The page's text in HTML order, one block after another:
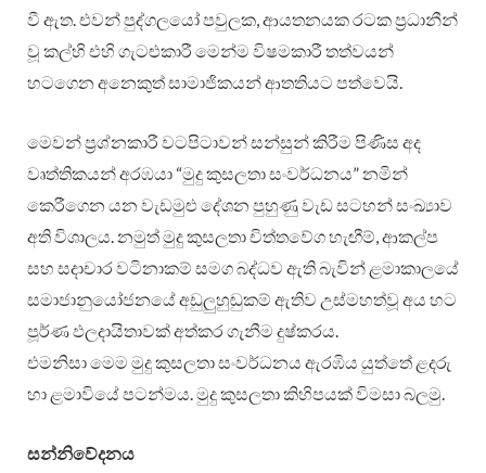
වී ඇත. එවන් පුද්ගලයෝ පවුලක, ආයතනයක රටක ප්‍රධානීන්
වූ කල්හි එහි ගැටළුකාරී මෙන්ම විෂමකාරී තත්වයන්
හටගෙන අනෙකුත් සාමාජිකයන් ආතතියට පත්වෙයි.
මෙවන් ප්‍රශ්නකාරී වටපිටාවන් සන්සුන් කිරීම පිණිස අද
වෘත්තිකයන් අරඹයා “මුදු කුසලතා සංවර්ධනය” නමින්
කෙරීගෙන යන වැඩමුළු දේශන පුහුණු වැඩ සටහන් සංඛ්‍යාව
අති විශාලය. නමුත් මුදු කුසලතා චිත්තවේග හැඟීම්, ආකල්ප
සහ සදාචාර වටිනාකම් සමග බද්ධව ඇති බැවින් ළමාකාලයේ
සමාජානුයෝජනයේ අඩුලු‍හුඬුකම් ඇතිව උස්මහත්වූ අය හට
පූර්ණ ඵලදායිතාවක් අත්කර ගැනීම දුෂ්කරය.
එමනිසා මෙම මුදු කුසලතා සංවර්ධනය ඇරඹිය යුත්තේ ළදරු
හා ළමාවියේ පටන්මය. මුදු කුසලතා කිහිපයක් විමසා බලමු.
සන්නිවේදනය